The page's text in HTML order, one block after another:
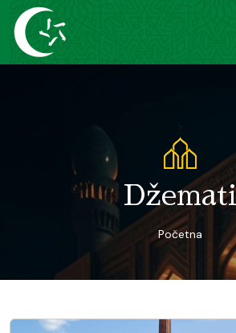
Džemati
Početna